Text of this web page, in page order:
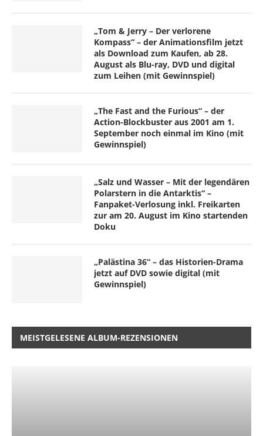
„Tom & Jerry – Der verlorene
Kompass“ – der Animationsfilm jetzt
als Download zum Kaufen, ab 28.
August als Blu-ray, DVD und digital
zum Leihen (mit Gewinnspiel)
„The Fast and the Furious“ – der
Action-Blockbuster aus 2001 am 1.
September noch einmal im Kino (mit
Gewinnspiel)
„Salz und Wasser – Mit der legendären
Polarstern in die Antarktis“ –
Fanpaket-Verlosung inkl. Freikarten
zur am 20. August im Kino startenden
Doku
„Palästina 36“ – das Historien-Drama
jetzt auf DVD sowie digital (mit
Gewinnspiel)
MEISTGELESENE ALBUM-REZENSIONEN